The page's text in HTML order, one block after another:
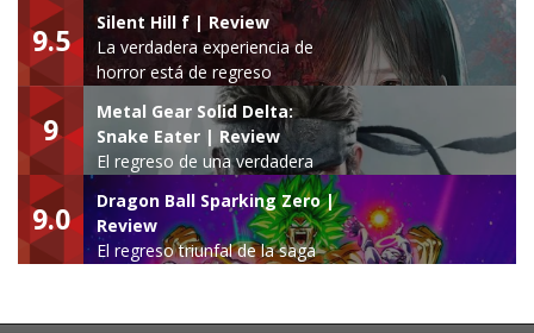
9.5
Silent Hill f | Review
La verdadera experiencia de
horror está de regreso
9
Metal Gear Solid Delta:
Snake Eater | Review
El regreso de una verdadera
leyenda
9.0
Dragon Ball Sparking Zero |
Review
El regreso triunfal de la saga